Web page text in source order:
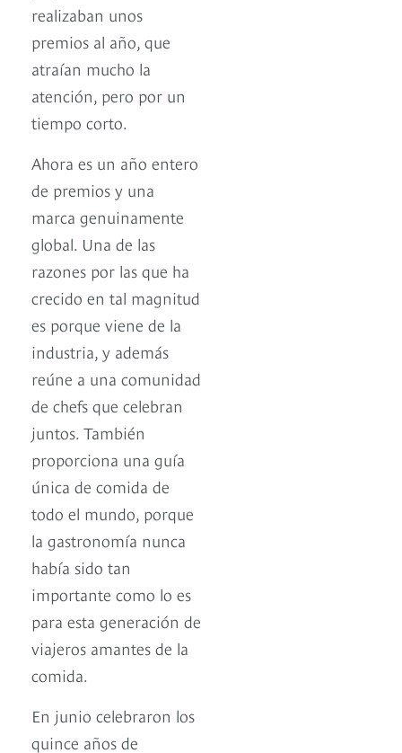
realizaban unos
premios al año, que
atraían mucho la
atención, pero por un
tiempo corto.
Ahora es un año entero
de premios y una
marca genuinamente
global. Una de las
razones por las que ha
crecido en tal magnitud
es porque viene de la
industria, y además
reúne a una comunidad
de chefs que celebran
juntos. También
proporciona una guía
única de comida de
todo el mundo, porque
la gastronomía nunca
había sido tan
importante como lo es
para esta generación de
viajeros amantes de la
comida.
En junio celebraron los
quince años de